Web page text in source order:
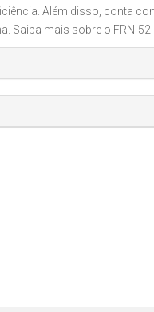
Além disso, conta
Saiba mais sobre o FRN-